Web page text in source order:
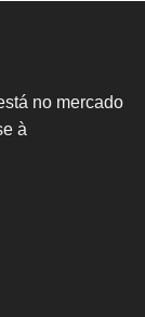
no mercado
à